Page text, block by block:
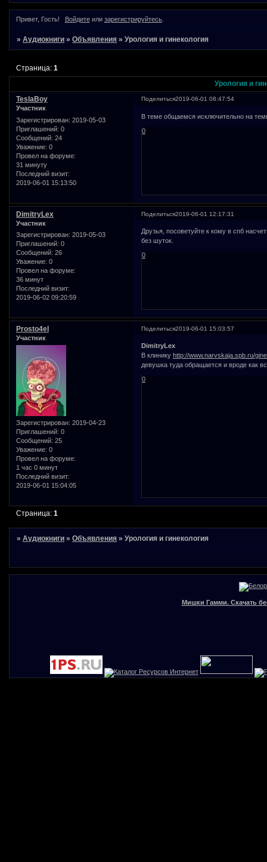
Привет, Гость! Войдитеили зарегистрируйтесь.
»Аудиокниги »Объявления »Урология и гинекология
Урология и
Страница:1
Поделиться2019-06-01 08:47:54
TeslaBoy
Участник
Зарегистрирован: 2019-05-03
Приглашений: 0
Сообщений: 24
Уважение: 0
Провел на форуме:
31 минуту
Последний визит:
2019-06-01 15:13:50
В теме общаемся исключительно на
0
Поделиться2019-06-01 12:17:31
DimitryLex
Участник
Зарегистрирован: 2019-05-03
Приглашений: 0
Сообщений: 26
Уважение: 0
Провел на форуме:
36 минут
Последний визит:
2019-06-02 09:20:59
Друзья, посоветуйте к кому в спб
без шуток.
0
Поделиться2019-06-01 15:03:57
Prosto4el
Участник
Зарегистрирован: 2019-04-23
Приглашений: 0
Сообщений: 25
Уважение: 0
Провел на форуме:
1 час 0 минут
Последний визит:
2019-06-01 15:04:05
DimitryLex
В клинику http://www.narvskaja.spb.ru/
девушка туда обращается и вроде как
0
Страница:1
»Аудиокниги »Объявления »Урология и гинекология
Мишки Гамми. Скачать